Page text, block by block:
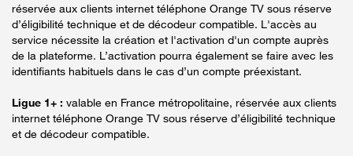
réservée aux clients internet téléphone Orange TV sous réserve
d’éligibilité technique et de décodeur compatible. L'accès au
service nécessite la création et l'activation d'un compte auprès
de la plateforme. L’activation pourra également se faire avec les
identifiants habituels dans le cas d’un compte préexistant.
Ligue 1+ : valable en France métropolitaine, réservée aux clients
internet téléphone Orange TV sous réserve d’éligibilité technique
et de décodeur compatible.